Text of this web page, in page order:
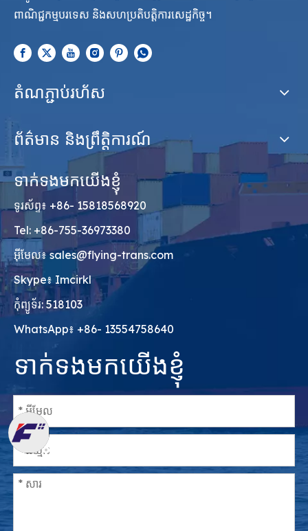
ពាណិជ្ជកម្មបរទេស និងសហប្រតិបត្តិការសេដ្ឋកិច្ច។
តំណភ្ជាប់រហ័ស
ព័ត៌មាន និងព្រឹត្តិការណ៍
ទាក់ទងមកយើងខ្ញុំ
ទូរស័ព្ទ៖ +86- 15818568920
Tel: +86-755-36973380
អ៊ីមែល៖sales@flying-trans.com
Skype៖ Imcirkl
កុំព្យូទ័រ: 518103
WhatsApp៖ +86- 13554758640
ទាក់ទងមកយើងខ្ញុំ